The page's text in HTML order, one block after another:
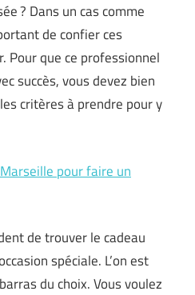
? Dans un cas comme
de confier ces
Pour que ce professionnel
succès, vous devez bien
critères à prendre pour y
pour faire un
de trouver le cadeau
spéciale. L’on est
du choix. Vous voulez